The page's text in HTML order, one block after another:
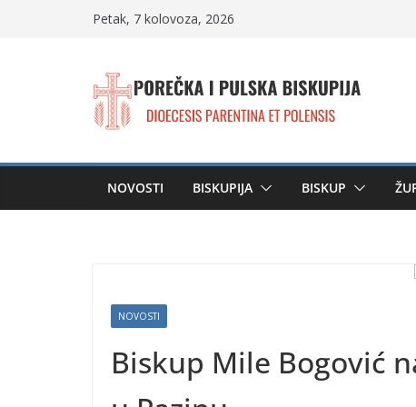
Petak, 7 kolovoza, 2026
NOVOSTI BISKUPIJA BISKUP
NOVOSTI
Biskup Mile Bogović